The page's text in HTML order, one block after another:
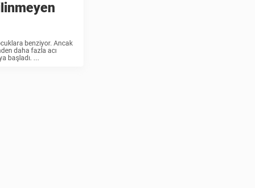
benziyor. Ancak
daha fazla acı
başladı. ...